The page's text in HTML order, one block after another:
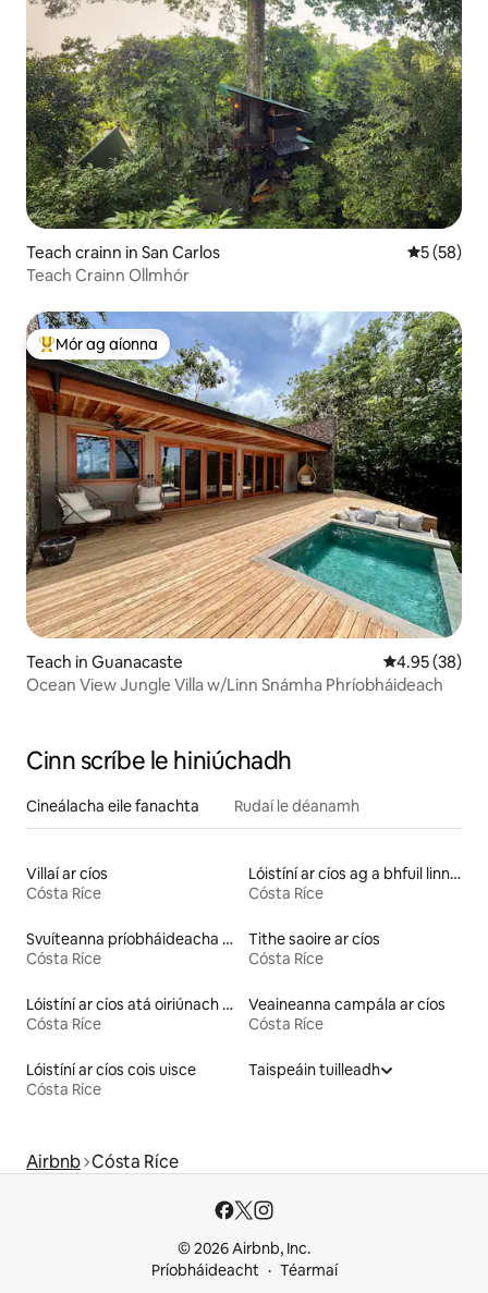
Teach crainn in San Carlos
5 (58)
Teach Crainn Ollmhór
An-mhór ag aíonna
Mór ag aíonna
Teach in Guanacaste Meánrátáil
4.95 (38)
Ocean View Jungle Villa w/Linn Snámha Phríobháideach
Cinn scríbe le hiniúchadh
Cineálacha eile fanachta Rudaí le déanamh
Villaí ar cíos
Cósta Ríce
Lóistíní ar cíos ag a bhfuil linn snámha
Cósta Ríce
Svuíteanna príobháideacha ar cíos
Cósta Ríce
Tithe saoire ar cíos
Cósta Ríce
Lóistíní ar cíos atá oiriúnach do pheataí
Cósta Ríce
Veaineanna campála ar cíos
Cósta Ríce
Lóistíní ar cíos cois uisce
Cósta Ríce
Taispeáin tuilleadh
Airbnb Cósta Ríce
© 2026 Airbnb, Inc.
Príobháideacht
Téarmaí